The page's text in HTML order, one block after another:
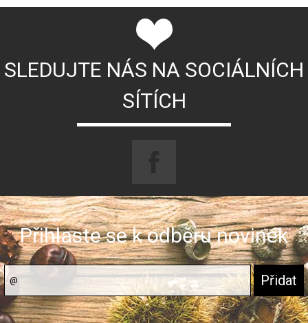
SLEDUJTE NÁS NA SOCIÁLNÍCH
SÍTÍCH
Přihlaste se k odběru novinek